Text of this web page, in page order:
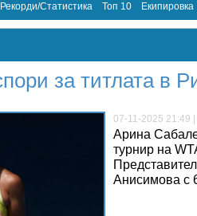
Рекорди/Статистика Топ 10 Екипировка
за титлата в
07-11-2025 21:49
Арина
турнир на
Анисимова с